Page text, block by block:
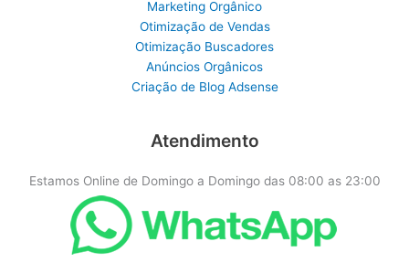
Marketing Orgânico
Otimização de Vendas
Otimização Buscadores
Anúncios Orgânicos
Criação de Blog Adsense
Atendimento
Estamos Online de Domingo a Domingo das 08:00 as 23:00